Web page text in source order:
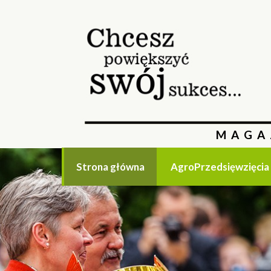
Strona główna AgroPrzedsięwzięcia